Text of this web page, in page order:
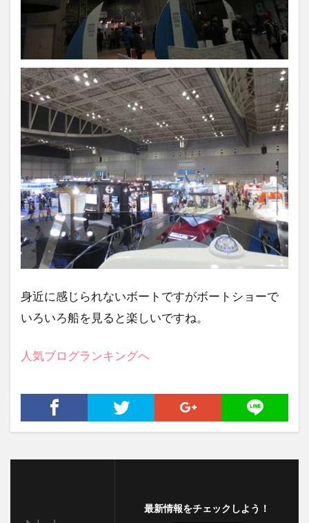
身近に感じられないボートですがボートショーで
いろいろ船を見ると楽しいですね。
人気ブログランキングへ
最新情報をチェックしよう！